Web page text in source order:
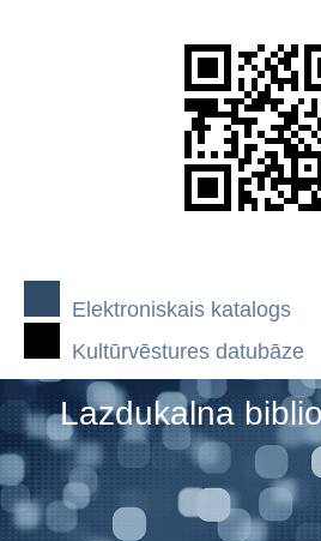
Elektroniskais katalogs
Kultūrvēstures datubāze
Lazdukalna